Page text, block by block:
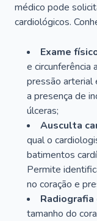
médico pode
cardiológicos.
Exame
e circunferência
pressão arterial
a presença de
úlceras;
Ausculta
qual o
batimentos
Permite
no coração e
tamanho do